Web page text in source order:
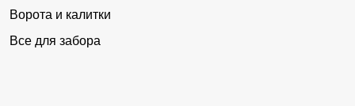
Ворота и калитки
Все для забора